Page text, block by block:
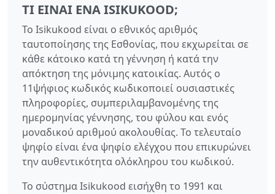
ΤΙ ΕΊΝΑΙ ΈΝΑ ISIKUKOOD;
Το Isikukood είναι ο εθνικός αριθμός
ταυτοποίησης της Εσθονίας, που εκχωρείται σε
κάθε κάτοικο κατά τη γέννηση ή κατά την
απόκτηση της μόνιμης κατοικίας. Αυτός ο
11ψήφιος κωδικός κωδικοποιεί ουσιαστικές
πληροφορίες, συμπεριλαμβανομένης της
ημερομηνίας γέννησης, του φύλου και ενός
μοναδικού αριθμού ακολουθίας. Το τελευταίο
ψηφίο είναι ένα ψηφίο ελέγχου που επικυρώνει
την αυθεντικότητα ολόκληρου του κωδικού.
Το σύστημα Isikukood εισήχθη το 1991 και